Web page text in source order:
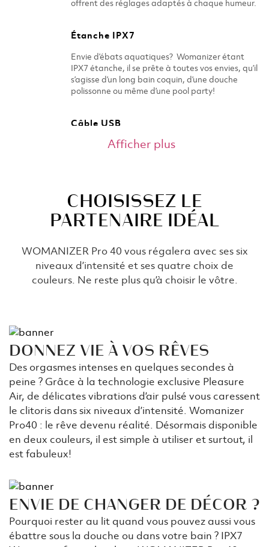
offrent des réglages adaptés à chaque humeur.​
Étanche IPX7
Envie d’ébats aquatiques? Womanizer étant
IPX7 étanche, il se prête à toutes vos envies, qu’il
s’agisse d’un long bain coquin, d’une douche
polissonne ou même d’une pool party!
Câble USB
Le produit est livré avec un câble de chargement
Jusqu'à 240 minutes d’autonomie, quelques
minutes à peine pour obtenir satisfaction :
Afficher plus
CHOISISSEZ LE
PARTENAIRE IDÉAL
WOMANIZER Pro 40 vous régalera avec ses six
niveaux d’intensité et ses quatre choix de
couleurs. Ne reste plus qu’à choisir le vôtre.
DONNEZ VIE À VOS RÊVES
Des orgasmes intenses en quelques secondes à
peine ? Grâce à la technologie exclusive Pleasure
Air, de délicates vibrations d’air pulsé vous caressent
le clitoris dans six niveaux d’intensité. Womanizer
Pro40 : le rêve devenu réalité. Désormais disponible
en deux couleurs, il est simple à utiliser et surtout, il
est fabuleux!
ENVIE DE CHANGER DE DÉCOR ?
Pourquoi rester au lit quand vous pouvez aussi vous
ébattre sous la douche ou dans votre bain ? IPX7